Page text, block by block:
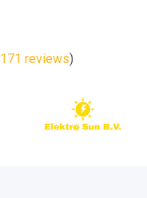
171 reviews)